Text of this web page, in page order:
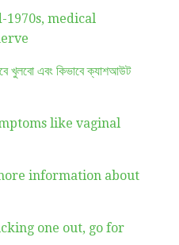
1970s, medical
খুলবো এবং কিভাবে ক্যাশআউট
like vaginal
information about
one out, go for